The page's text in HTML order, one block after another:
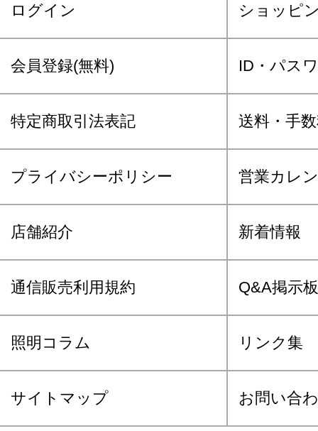
ログイン ショッピ
会員登録(無料) ID・パス
特定商取引法表記 送料・手
プライバシーポリシー 営業カレ
店舗紹介 新着情報
通信販売利用規約 Q&A掲示板
照明コラム リンク集
サイトマップ お問い合